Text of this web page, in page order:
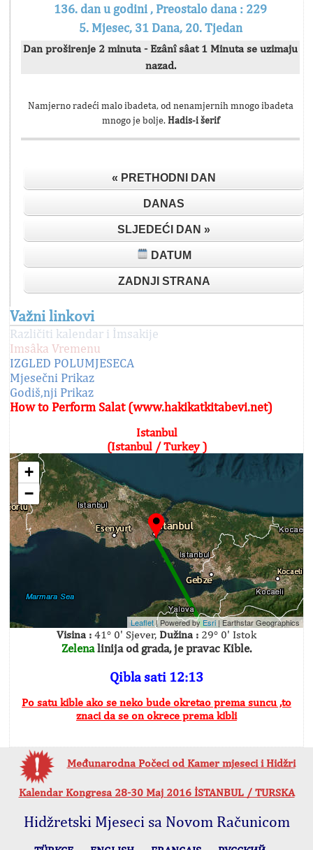
136. dan u godini , Preostalo dana : 229
5. Mjesec, 31 Dana, 20. Tjedan
Dan proširenje 2 minuta - Ezânî sâat 1 Minuta se uzimaju
nazad.
Namjerno radeći malo ibadeta, od nenamjernih mnogo ibadeta
mnogo je bolje.Hadis-i šerif
« PRETHODNI DAN
DANAS
SLJEDEĆI DAN »
DATUM
ZADNJI STRANA
Važni linkovi
Različiti kalendar i İmsakije
Imsâka Vremenu
IZGLED POLUMJESECA
Mjesečni Prikaz
Godiš,nji Prikaz
How to Perform Salat (www.hakikatkitabevi.net)
Istanbul
(Istanbul / Turkey )
+
−
Leaflet| Powered byEsri |Earthstar Geographics
Visina : 41° 0' Sjever, Dužina : 29° 0' Istok
Zelenalinija od grada, je pravac Kible.
Qibla sati 12:13
Po satu kible ako se neko bude okretao prema suncu ,to
znaci da se on okrece prema kibli
Međunarodna Počeci od Kamer mjeseci i Hidžri
Kalendar Kongresa 28-30 Maj 2016 İSTANBUL / TURSKA
Hidžretski Mjeseci sa Novom Računicom